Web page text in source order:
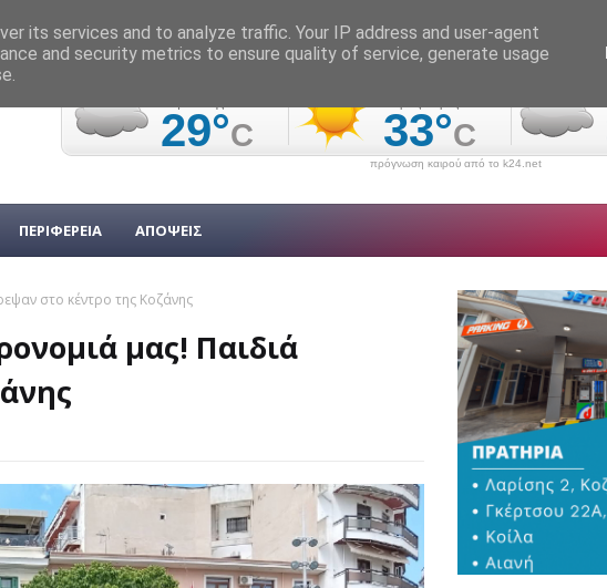
πρόγνωση καιρού από το k24.net
ΠΕΡΙΦΕΡΕΙΑ ΑΠΟΨΕΙΣ
στο κέντρο της Κοζάνης
μας! Παιδιά
its services and to analyze traffic. Your IP address and user-agent
and security metrics to ensure quality of service, generate usage